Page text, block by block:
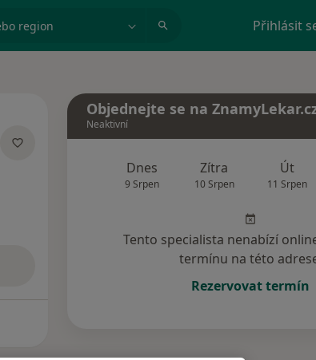
region Přihlásit
Objednejte se na
Neaktivní
Dnes
9 Srpen
Zítra
10 Srpen
Út
11 Srpen
Tento specialista nenabízí
termínu na této
Rezervovat termín